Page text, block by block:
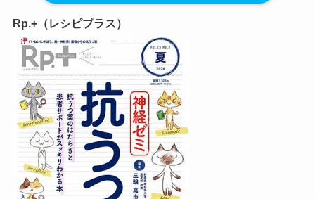
Rp.+（レシピプラス）